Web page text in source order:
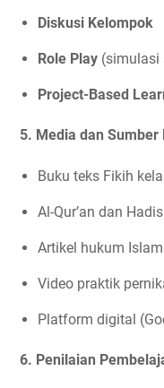
Diskusi Kelompok
Role Play (simulasi
Project-Based
5. Media dan Sumber
Buku teks Fikih
Al-Qur’an dan Hadis
Artikel hukum
Video praktik
Platform digital
6. Penilaian